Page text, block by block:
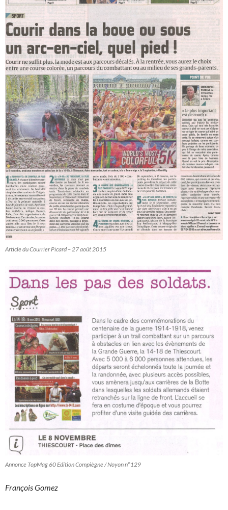
Article du Courrier Picard – 27 août 2015
Annonce TopMag 60 Edition Compiègne / Noyon n°129
François Gomez